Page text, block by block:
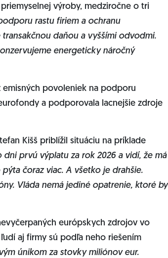
výroby, medziročne o tri
rastu firiem a ochranu
daňou a vyššími odvodmi.
energeticky náročný
emisných povoleniek na podporu
a podporovala lacnejšie zdroje
Kišš priblížil situáciu na príklade
dni prvú výplatu za rok 2026 a vidí, že má
čoraz viac. A všetko je drahšie.
Vláda nemá jediné opatrenie, ktoré by
európskych zdrojov vo
aj firmy sú podľa neho riešením
únikom za stovky miliónov eur.